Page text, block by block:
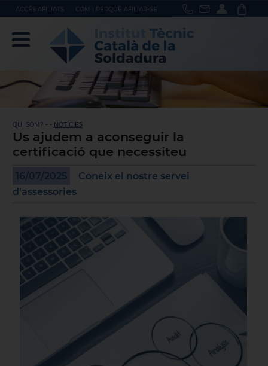
ACCÉS AFILIATS COM I PERQUÈ AFILIAR-SE
QUI SOM? - - NOTÍCIES
Us ajudem a aconseguir la
certificació que necessiteu
16/07/2025
Coneix el nostre servei
d'assessories